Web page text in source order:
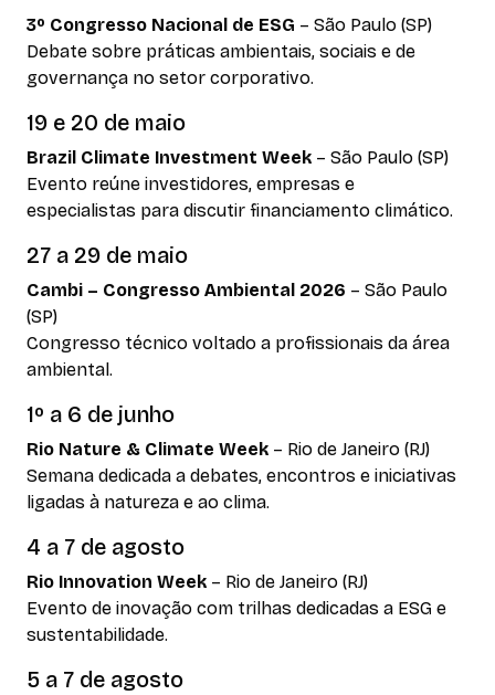
3º Congresso Nacional de ESG – São Paulo (SP)
Debate sobre práticas ambientais, sociais e de
governança no setor corporativo.
19 e 20 de maio
Brazil Climate Investment Week – São Paulo (SP)
Evento reúne investidores, empresas e
especialistas para discutir financiamento climático.
27 a 29 de maio
Cambi – Congresso Ambiental 2026 – São Paulo
(SP)
Congresso técnico voltado a profissionais da área
ambiental.
1º a 6 de junho
Rio Nature & Climate Week – Rio de Janeiro (RJ)
Semana dedicada a debates, encontros e iniciativas
ligadas à natureza e ao clima.
4 a 7 de agosto
Rio Innovation Week – Rio de Janeiro (RJ)
Evento de inovação com trilhas dedicadas a ESG e
sustentabilidade.
5 a 7 de agosto